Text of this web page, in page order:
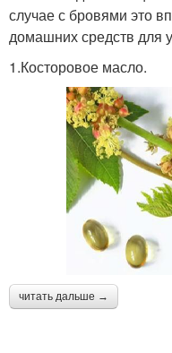
случае с бровями это
домашних средств для
1.Косторовое масло.
читать дальше →